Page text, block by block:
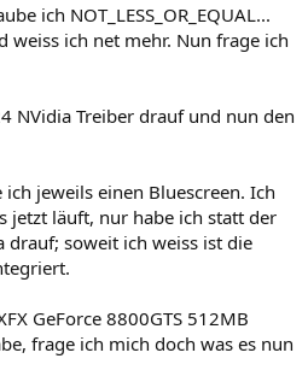
ich NOT_LESS_OR_EQUAL...
weiss ich net mehr. Nun frage ich
NVidia Treiber drauf und nun den
jeweils einen Bluescreen. Ich
jetzt läuft, nur habe ich statt der
drauf; soweit ich weiss ist die
GeForce 8800GTS 512MB
frage ich mich doch was es nun